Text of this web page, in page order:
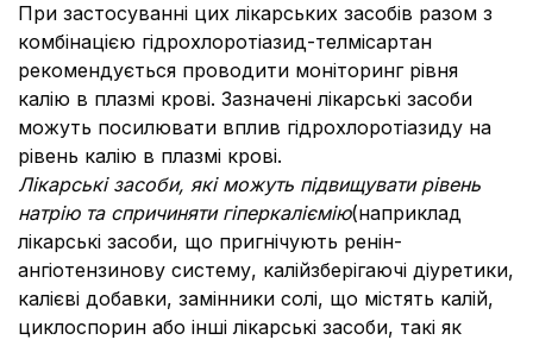
При застосуванні цих лікарських засобів разом з
комбінацією гідрохлоротіазид-телмісартан
рекомендується проводити моніторинг рівня
калію в плазмі крові. Зазначені лікарські засоби
можуть посилювати вплив гідрохлоротіазиду на
рівень калію в плазмі крові.
Лікарські засоби, які можуть підвищувати рівень
натрію та спричиняти гіперкаліємію(наприклад
лікарські засоби, що пригнічують ренін-
ангіотензинову систему, калійзберігаючі діуретики,
калієві добавки, замінники солі, що містять калій,
циклоспорин або інші лікарські засоби, такі як